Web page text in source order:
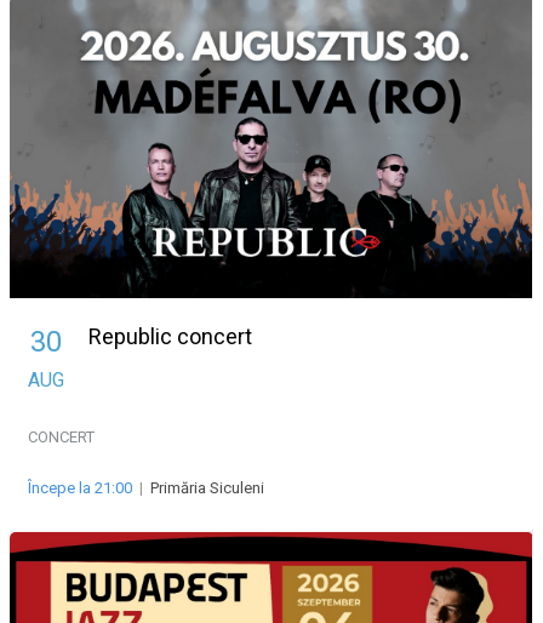
30
AUG
Republic concert
CONCERT
Începe la 21:00 | Primăria Siculeni